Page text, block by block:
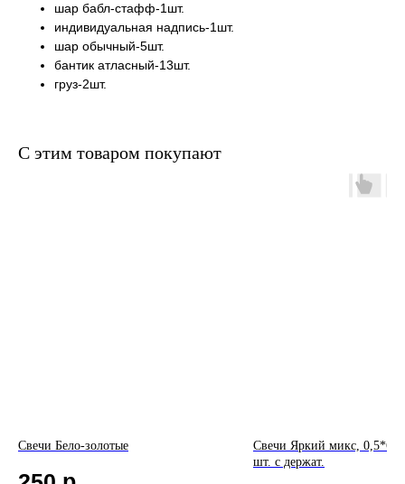
шар бабл-стафф-1шт.
индивидуальная надпись-1шт.
шар обычный-5шт.
бантик атласный-13шт.
груз-2шт.
С этим товаром покупают
Свечи Бело-золотые
Свечи Яркий микс, 0,5*6
шт. с держат.